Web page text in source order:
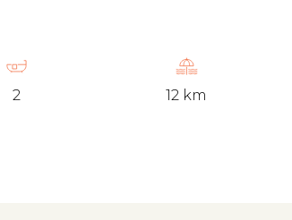
2 12 km